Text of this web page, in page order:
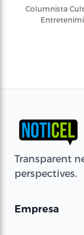
Columnista
Transparent
perspectives.
Empresa